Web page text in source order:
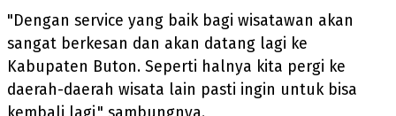
"Dengan service yang baik bagi wisatawan akan
sangat berkesan dan akan datang lagi ke
Kabupaten Buton. Seperti halnya kita pergi ke
daerah-daerah wisata lain pasti ingin untuk bisa